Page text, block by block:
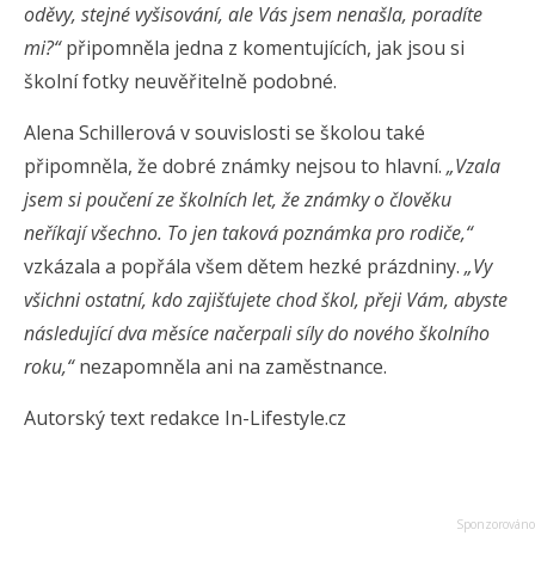
oděvy, stejné vyšisování, ale Vás jsem nenašla, poradíte
mi?“připomněla jedna z komentujících, jak jsou si
školní fotky neuvěřitelně podobné.
Alena Schillerová v souvislosti se školou také
připomněla, že dobré známky nejsou to hlavní. „Vzala
jsem si poučení ze školních let, že známky o člověku
neříkají všechno. To jen taková poznámka pro rodiče,“
vzkázala a popřála všem dětem hezké prázdniny. „Vy
všichni ostatní, kdo zajišťujete chod škol, přeji Vám, abyste
následující dva měsíce načerpali síly do nového školního
roku,“nezapomněla ani na zaměstnance.
Autorský text redakce In-Lifestyle.cz